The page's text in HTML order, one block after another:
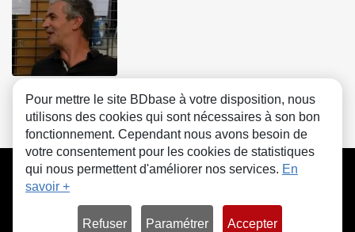
CGU FAQ Contact Cookies
Pour mettre le site BDbase à votre disposition, nous
utilisons des cookies qui sont nécessaires à son bon
fonctionnement. Cependant nous avons besoin de
votre consentement pour les cookies de statistiques
qui nous permettent d'améliorer nos services. En
savoir +
Refuser Paramétrer Accepter